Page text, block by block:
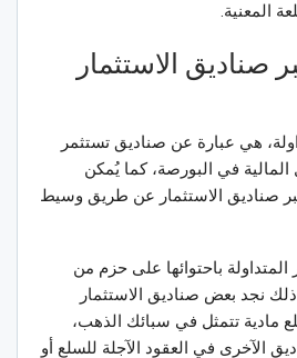
المعنية.
صناديق الاستثمار
هي عبارة عن صناديق تستثمر
في البورصة، كما يُمكن
صناديق الاستثمار عن طريق وسيط
باحتوائها على حزم من
نجد بعض صناديق الاستثمار
مادية تتمثل في سبائك الذهب،
الآخرى في العقود الآجلة للسلع أو